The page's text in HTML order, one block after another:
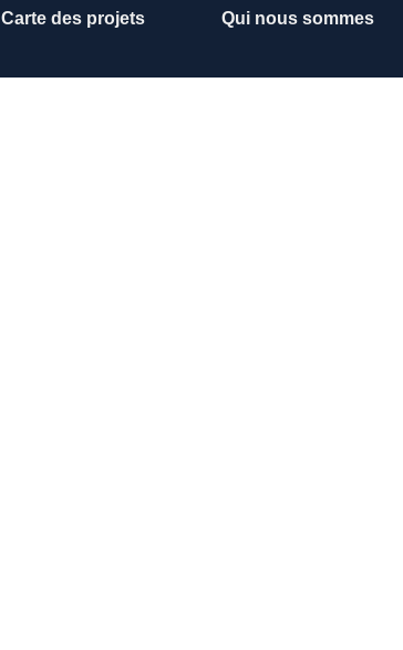
Carte des projets Qui nous sommes